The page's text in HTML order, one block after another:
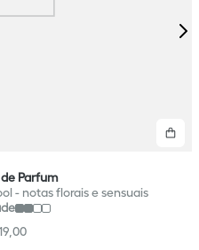
de Parfum
- notas florais e sensuais
00